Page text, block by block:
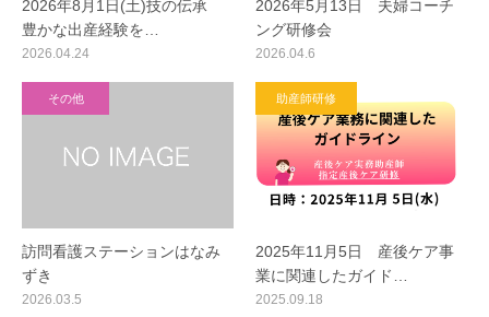
2026年8月1日(土)技の伝承
豊かな出産経験を…
2026.04.24
2026年5月13日 夫婦コーチ
ング研修会
2026.04.6
その他
訪問看護ステーションはなみ
ずき
2026.03.5
助産師研修
2025年11月5日 産後ケア事
業に関連したガイド…
2025.09.18